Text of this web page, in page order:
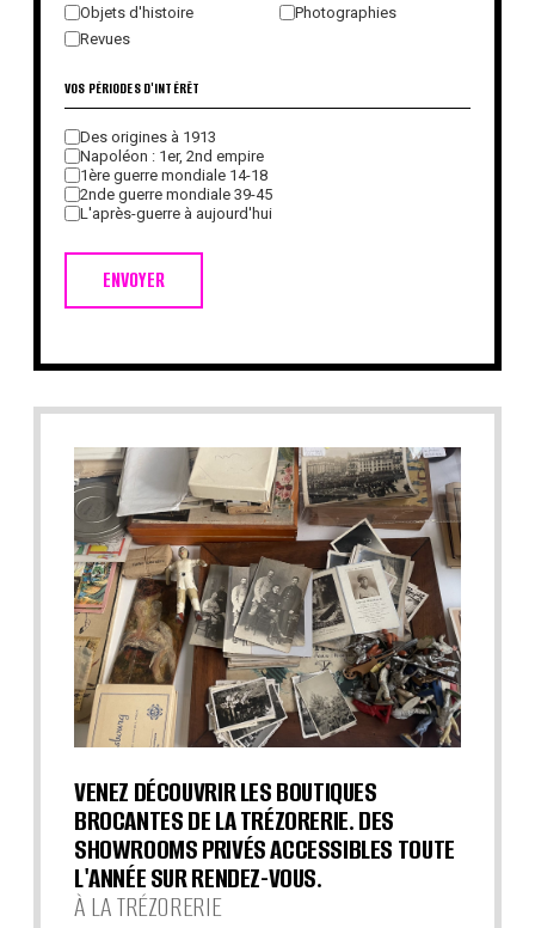
Objets d'histoire
Photographies
Revues
ENVOYER
VOS PÉRIODES D'INTÉRÊT
Des origines à 1913
Napoléon : 1er, 2nd empire
1ère guerre mondiale 14-18
2nde guerre mondiale 39-45
L'après-guerre à aujourd'hui
VENEZ DÉCOUVRIR LES BOUTIQUES
BROCANTES DE LA TRÉZORERIE. DES
SHOWROOMS PRIVÉS ACCESSIBLES TOUTE
L'ANNÉE SUR RENDEZ-VOUS.
À LA TRÉZORERIE